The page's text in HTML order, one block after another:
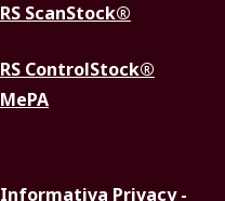
RS ScanStock®
RS ControlStock®
MePA
Informativa Privacy -